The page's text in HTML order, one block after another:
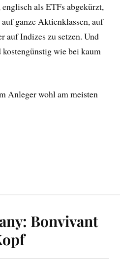
als ETFs abgekürzt,
ganze Aktienklassen, auf
auf Indizes zu setzen. Und
wie bei kaum
Anleger wohl am meisten
Bonvivant